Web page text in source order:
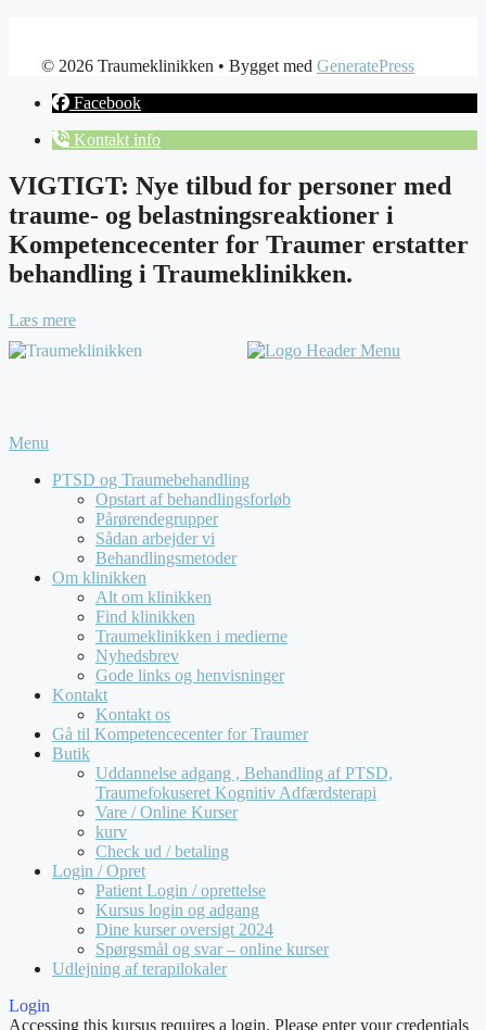
© 2026 Traumeklinikken • Bygget med GeneratePress
Facebook
Kontakt info
VIGTIGT: Nye tilbud for personer med
traume- og belastningsreaktioner i
Kompetencecenter for Traumer erstatter
behandling i Traumeklinikken.
Læs mere
Menu
PTSD og Traumebehandling
Opstart af behandlingsforløb
Pårørendegrupper
Sådan arbejder vi
Behandlingsmetoder
Om klinikken
Alt om klinikken
Find klinikken
Traumeklinikken i medierne
Nyhedsbrev
Gode links og henvisninger
Kontakt
Kontakt os
Gå til Kompetencecenter for Traumer
Butik
Uddannelse adgang , Behandling af PTSD,
Traumefokuseret Kognitiv Adfærdsterapi
Vare / Online Kurser
kurv
Check ud / betaling
Login / Opret
Patient Login / oprettelse
Kursus login og adgang
Dine kurser oversigt 2024
Spørgsmål og svar – online kurser
Udlejning af terapilokaler
Login
Accessing this kursus requires a login. Please enter your credentials